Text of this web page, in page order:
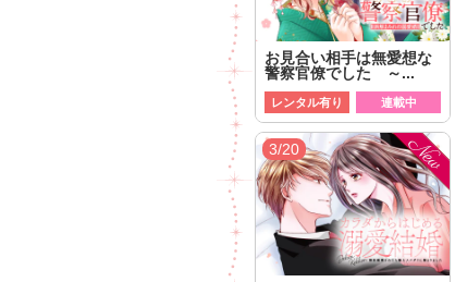
お見合い相手は無愛想な
警察官僚でした ～...
レンタル有り 連載中
3/20